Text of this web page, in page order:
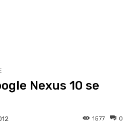
Nexus 10 se
0
1577